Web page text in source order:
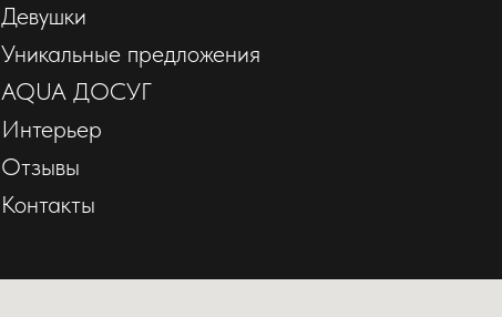
Девушки
Уникальные предложения
AQUA ДОСУГ
Интерьер
Отзывы
Контакты